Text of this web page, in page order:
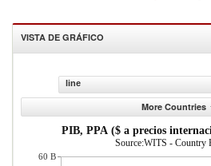
VISTA DE GRÁFICO
line
More Countries
PIB, PPA ($ a precios
Source:WITS - Country
60 B